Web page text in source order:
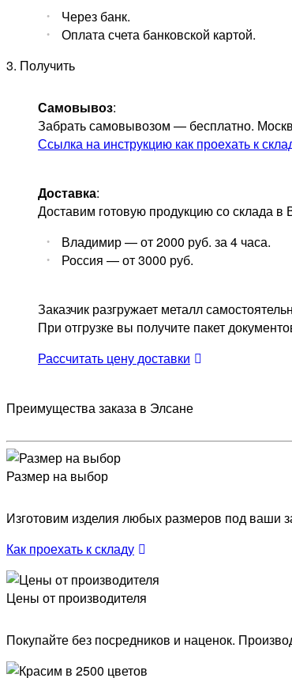
Через банк.
Оплата счета банковской картой.
3. Получить
Самовывоз:
Забрать самовывозом — бесплатно.
Ссылка на инструкцию как проехать к
Доставка:
Доставим готовую продукцию со склада
Владимир — от 2000 руб. за 4 часа.
Россия — от 3000 руб.
Заказчик разгружает металл
При отгрузке вы получите пакет
Раcсчитать цену доставки
Преимущества заказа в Элсане
Размер на выбор
Изготовим изделия любых размеров под ваши
Как проехать к складу
Цены от производителя
Покупайте без посредников и наценок.